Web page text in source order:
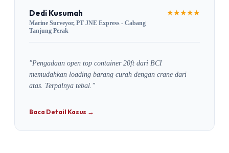
Dedi Kusumah
Marine Surveyor, PT JNE Express - Cabang
Tanjung Perak
★★★★★
"Pengadaan open top container 20ft dari BCI
memudahkan loading barang curah dengan crane dari
atas. Terpalnya tebal."
Baca Detail Kasus →